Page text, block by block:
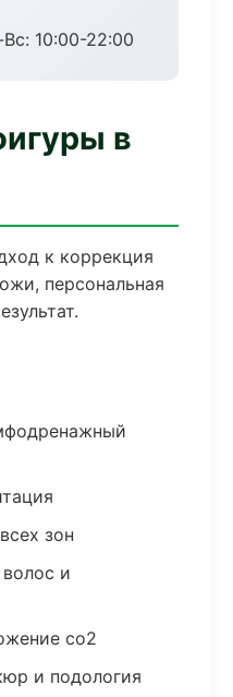
10:00-22:00
в
к коррекция
персональная
зон
и
co2
и подология